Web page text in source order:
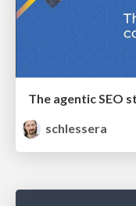
The agentic SEO
schlessera